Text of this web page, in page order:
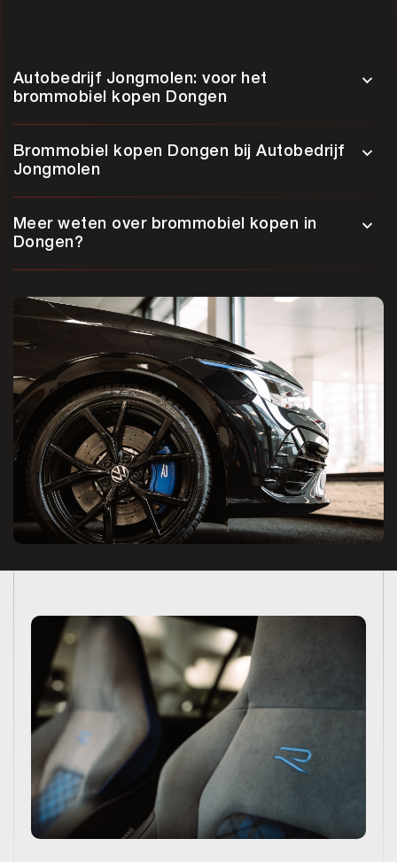
Autobedrijf Jongmolen: voor het
brommobiel kopen Dongen
Brommobiel kopen Dongen bij Autobedrijf
Jongmolen
Meer weten over brommobiel kopen in
Dongen?